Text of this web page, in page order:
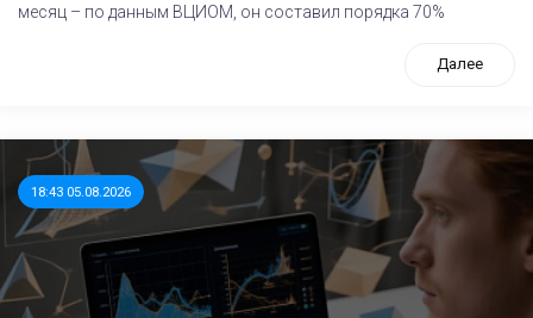
месяц – по данным ВЦИОМ, он составил порядка 70%
Далее
18:43 05.08.2026